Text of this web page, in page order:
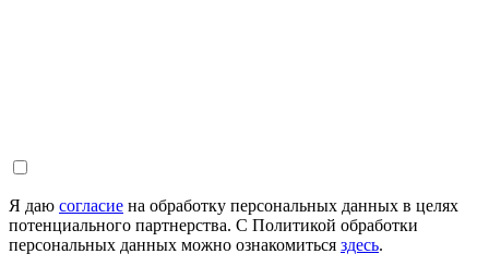
Я даю согласие на обработку персональных данных в целях
потенциального партнерства. С Политикой обработки
персональных данных можно ознакомиться здесь.